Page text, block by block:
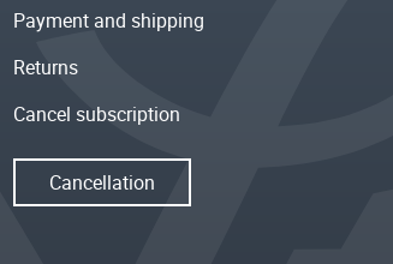
Payment and shipping
Returns
Cancel subscription
Cancellation